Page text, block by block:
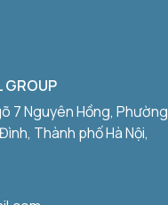
GROUP
7 Nguyên Hồng, Phường
Thành phố Hà Nội,